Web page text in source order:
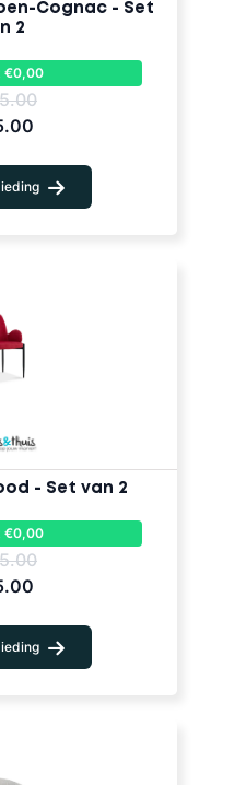
Cognac - Set
2
€0,00
- Set van 2
€0,00